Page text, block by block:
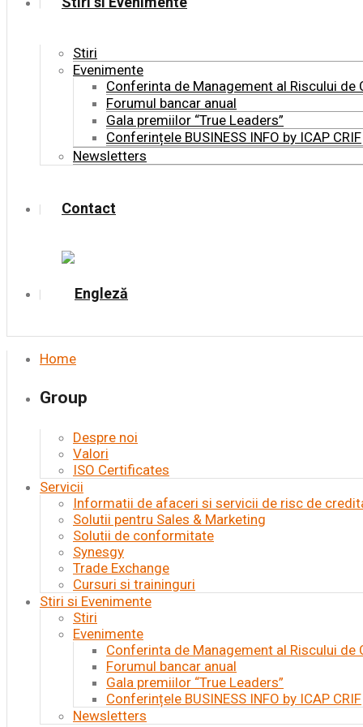
Stiri
Evenimente
Conferinta de Management al Riscului de
Forumul bancar anual
Gala premiilor “True Leaders”
Conferințele BUSINESS INFO by ICAP CRIF
Newsletters
Contact
Home
Group
Despre noi
Valori
ISO Certificates
Servicii
Informatii de afaceri si servicii de risc de
Solutii pentru Sales & Marketing
Solutii de conformitate
Synesgy
Trade Exchange
Cursuri si traininguri
Stiri si Evenimente
Stiri
Evenimente
Conferinta de Management al Riscului de
Forumul bancar anual
Gala premiilor “True Leaders”
Conferințele BUSINESS INFO by ICAP CRIF
Newsletters